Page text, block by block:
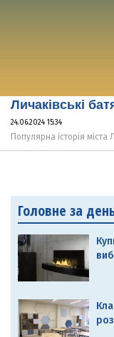
Личаківські
24.06.2024 15:34
Популярна історія міста
Головне за